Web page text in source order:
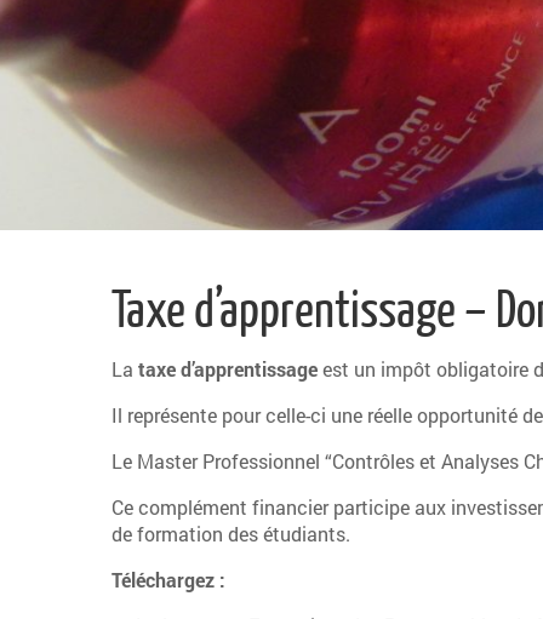
Taxe d’apprentissage –
La taxe d’apprentissageest un impôt obligatoire
Il représente pour celle-ci une réelle opportunité
Le Master Professionnel “Contrôles et Analyses
Ce complément financier participe aux
de formation des étudiants.
Téléchargez :